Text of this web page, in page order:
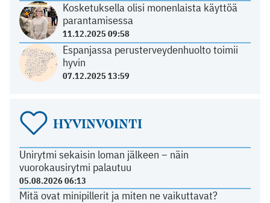
Kosketuksella olisi monenlaista käyttöä
parantamisessa
11.12.2025 09:58
Espanjassa perusterveydenhuolto toimii
hyvin
07.12.2025 13:59
HYVINVOINTI
Unirytmi sekaisin loman jälkeen – näin
vuorokausirytmi palautuu
05.08.2026 06:13
Mitä ovat minipillerit ja miten ne vaikuttavat?